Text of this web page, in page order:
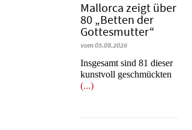
Mallorca zeigt über
80 „Betten der
Gottesmutter“
vom 05.08.2026
Insgesamt sind 81 dieser
kunstvoll geschmückten
(...)